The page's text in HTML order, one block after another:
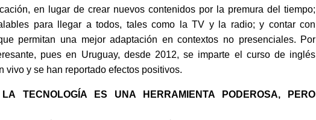
en lugar de crear nuevos contenidos por la premura del tiempo;
para llegar a todos, tales como la TV y la radio; y contar con
permitan una mejor adaptación en contextos no presenciales. Por
pues en Uruguay, desde 2012, se imparte el curso de inglés
vivo y se han reportado efectos positivos.
TECNOLOGÍA ES UNA HERRAMIENTA PODEROSA, PERO